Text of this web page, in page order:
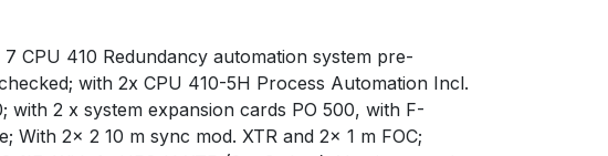
7 CPU 410 Redundancy automation system pre-
with 2x CPU 410-5H Process Automation Incl.
with 2 x system expansion cards PO 500, with F-
With 2x 2 10 m sync mod. XTR and 2x 1 m FOC;